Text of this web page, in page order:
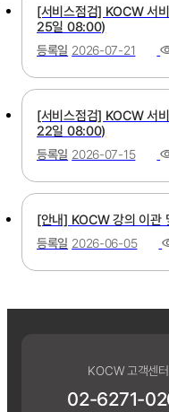
[서비스점검] KOCW 서
25일 08:00)
등록일 2026-07-21
[서비스점검] KOCW 서
22일 08:00)
등록일 2026-07-15
[안내] KOCW 강의 이관
등록일 2026-06-05
KOCW 고객센터
02-6271-